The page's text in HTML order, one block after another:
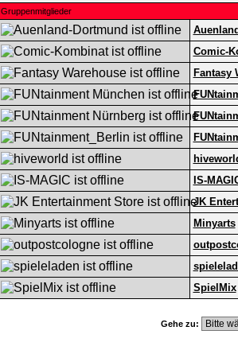
Gruppenmitglieder
Comic-
Fantasy
IS-
JK
Minyarts
SpielMix
Gehe zu: